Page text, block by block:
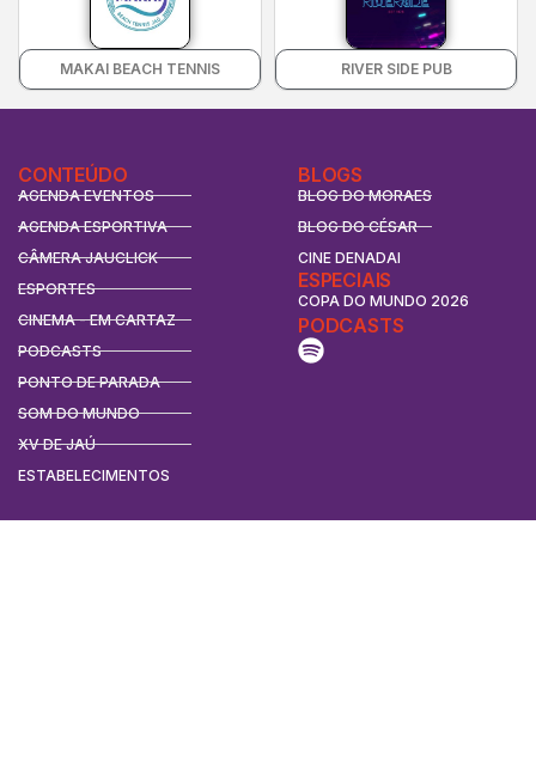
MAKAI BEACH TENNIS RIVER SIDE PUB
CONTEÚDO
AGENDA EVENTOS
AGENDA ESPORTIVA
CÂMERA JAUCLICK
ESPORTES
CINEMA - EM CARTAZ
PODCASTS
PONTO DE PARADA
SOM DO MUNDO
XV DE JAÚ
ESTABELECIMENTOS
BLOGS
BLOG DO MORAES
BLOG DO CÉSAR
CINE DENADAI
ESPECIAIS
COPA DO MUNDO 2026
PODCASTS